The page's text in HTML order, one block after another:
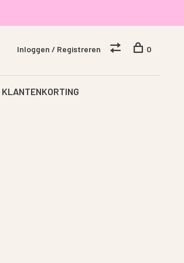
KLANTENKORTING
Inloggen / Registreren 0